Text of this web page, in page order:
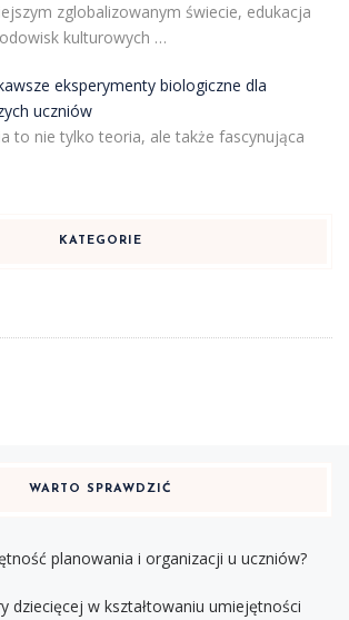
zglobalizowanym świecie, edukacja
kulturowych …
eksperymenty biologiczne dla
uczniów
to nie tylko teoria, ale także fascynująca
KATEGORIE
WARTO SPRAWDZIĆ
planowania i organizacji u uczniów?
dziecięcej w kształtowaniu umiejętności